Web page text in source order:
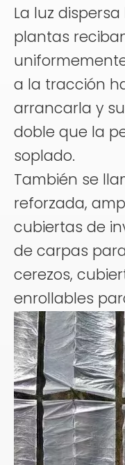
La luz
plantas
a la tracción
arrancarla y
doble que la
soplado.
También se
reforzada,
cubiertas de
de carpas
cerezos,
enrollables